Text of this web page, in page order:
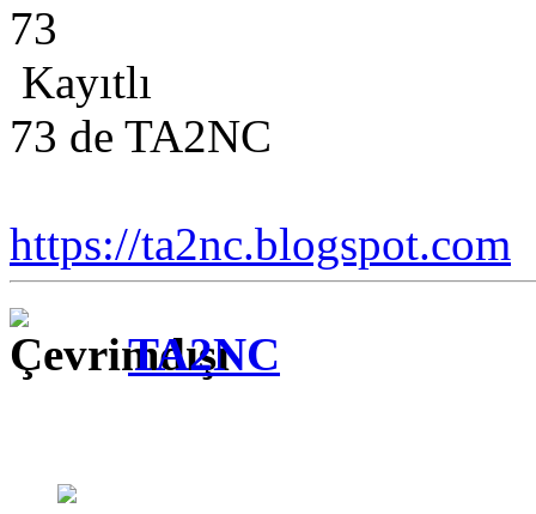
73
Kayıtlı
73 de TA2NC
https://ta2nc.blogspot.com
TA2NC